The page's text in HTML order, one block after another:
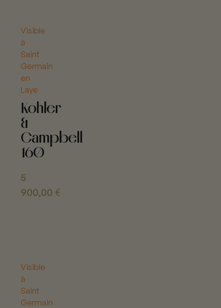
Visible
à
Saint
Germain
en
Laye
Kohler
&
Campbell
160
5
900,00 €
Visible
à
Saint
Germain